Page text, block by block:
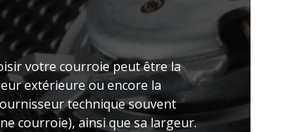
votre courroie peut être la
extérieure ou encore la
technique souvent
courroie), ainsi que sa largeur.